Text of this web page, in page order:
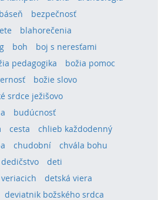
báseň
bezpečnosť
blahorečenia
boh
boj s neresťami
pedagogika
božia pomoc
božie slovo
srdce ježišovo
budúcnosť
cesta
chlieb každodenný
chudobní
chvála bohu
dedičstvo
deti
detská viera
deviatnik božského srdca